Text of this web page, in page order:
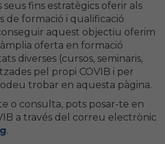
Ha oblidat la contrassenya?
seus fins estratègics oferir als
de formació i qualificació
aquest objectiu oferim
oferta en formació
diverses (cursos, seminaris,
pel propi COVIB i per
trobar en aquesta pàgina.
o consulta, pots posar-te en
a través del correu electrònic
.